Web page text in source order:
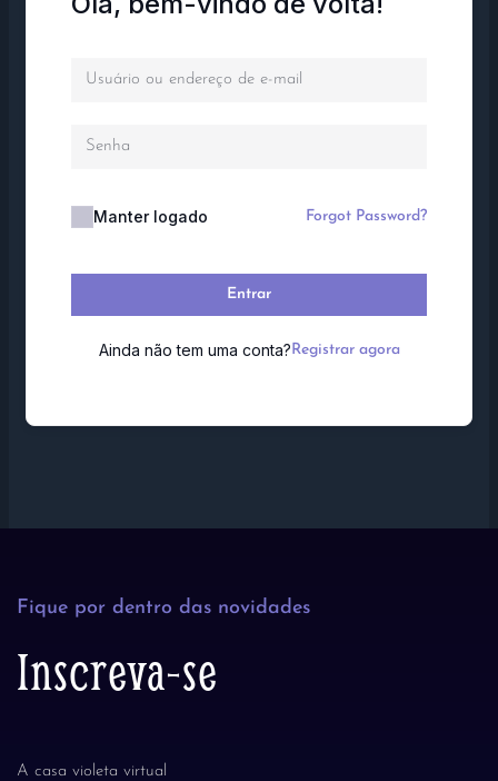
Manter logado Forgot Password?
Entrar
Ainda não tem uma conta? Registrar agora
Fique por dentro das novidades
Inscreva-se
A casa violeta virtual